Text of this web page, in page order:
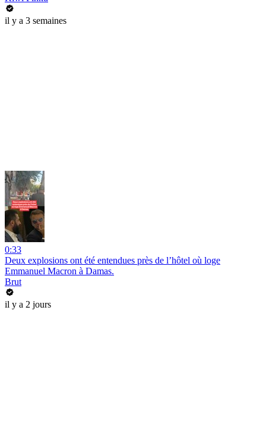
il y a 3 semaines
0:33
Deux explosions ont été entendues près de l’hôtel où loge
Emmanuel Macron à Damas.
Brut
il y a 2 jours